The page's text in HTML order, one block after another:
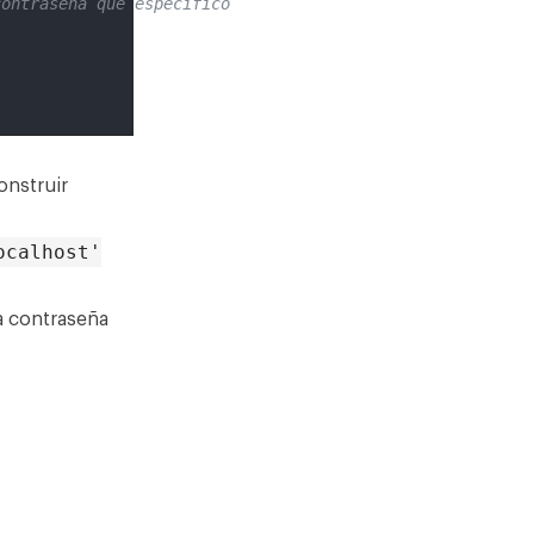
contraseña